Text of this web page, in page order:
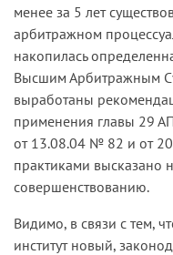
менее за 5 лет
арбитражном
накопилась
Высшим Арбитражным
выработаны
применения главы 29
от 13.08.04 № 82 и от
практиками высказано
совершенствованию.
Видимо, в связи с тем,
институт новый,